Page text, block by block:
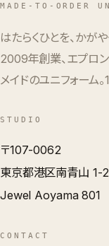
MADE-TO-ORDER
はたらくひとを、かがや
2009年創業、エプロ
メイドのユニフォーム
STUDIO
〒107-0062
東京都港区南青山 1-
Jewel Aoyama 801
CONTACT